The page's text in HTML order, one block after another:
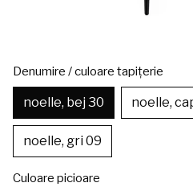
Denumire / culoare tapițerie
noelle, bej 30 noelle,
noelle, gri 09
Culoare picioare